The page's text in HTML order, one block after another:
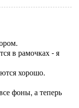
в рамочках - я
хорошо.
фоны, а теперь